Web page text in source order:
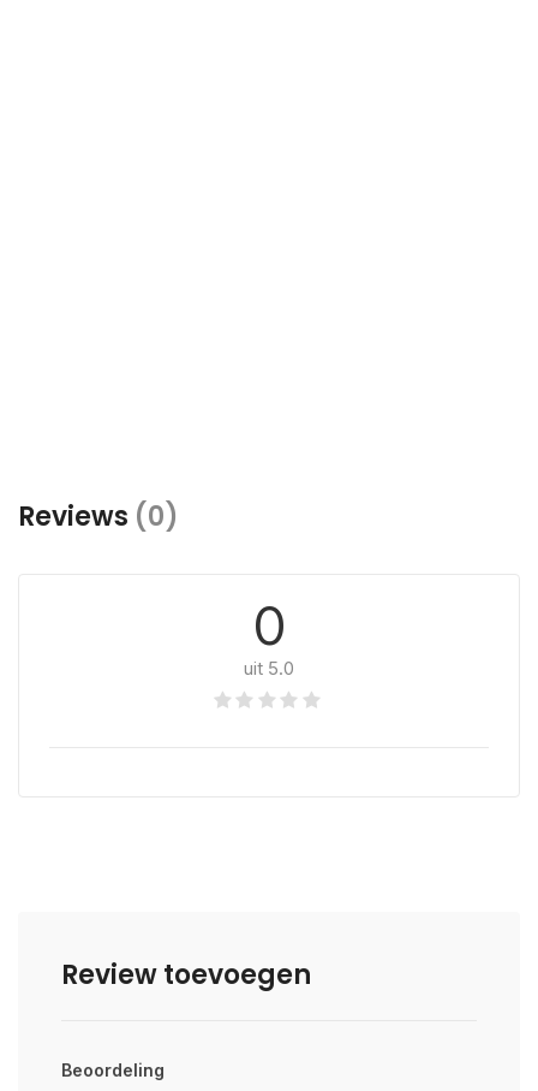
Reviews (0)
0
uit 5.0
Review toevoegen
Beoordeling